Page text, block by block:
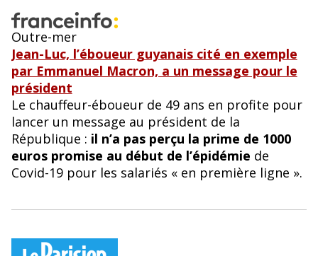
Outre-mer
Jean-Luc, l’éboueur guyanais cité en exemple
par Emmanuel Macron, a un message pour le
président
Le chauffeur-éboueur de 49 ans en profite pour
lancer un message au président de la
République : il n’a pas perçu la prime de 1000
euros promise au début de l’épidémie de
Covid-19 pour les salariés « en première ligne ».